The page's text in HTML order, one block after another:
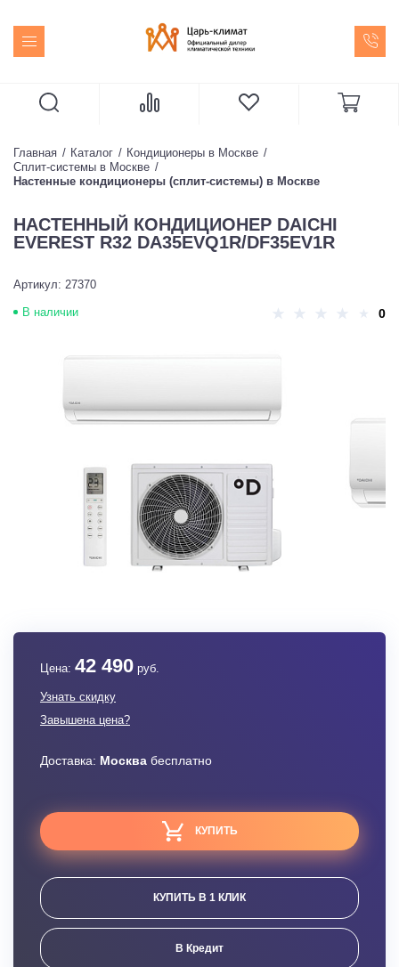
Главная Каталог
Кондиционеры в Москве
Сплит-системы в Москве
Настенные кондиционеры (сплит-системы) в Москве
НАСТЕННЫЙ КОНДИЦИОНЕР DAICHI
EVEREST R32 DA35EVQ1R/DF35EV1R
Артикул: 27370
В наличии 0
Цена: 42 490 руб.
Узнать скидку
Завышена цена?
Доставка: Москва бесплатно
КУПИТЬ
КУПИТЬ В 1 КЛИК
В Кредит